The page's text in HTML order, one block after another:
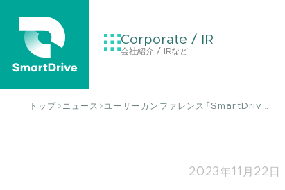
Corporate / IR
会社紹介 / IRなど
トップ ニュース ユーザーカンファレンス「SmartDriv…
2023年11月22日